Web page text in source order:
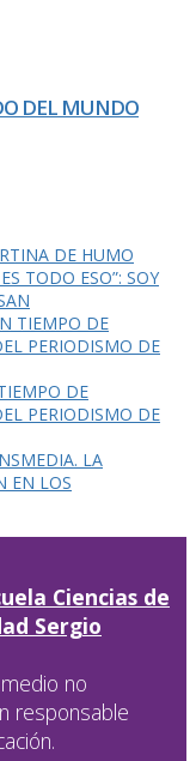
DEL MUNDO
DE HUMO
TODO ESO”: SOY
TIEMPO DE
PERIODISMO DE
DE
PERIODISMO DE
LA
EN LOS
Ciencias de
Sergio
no
responsable